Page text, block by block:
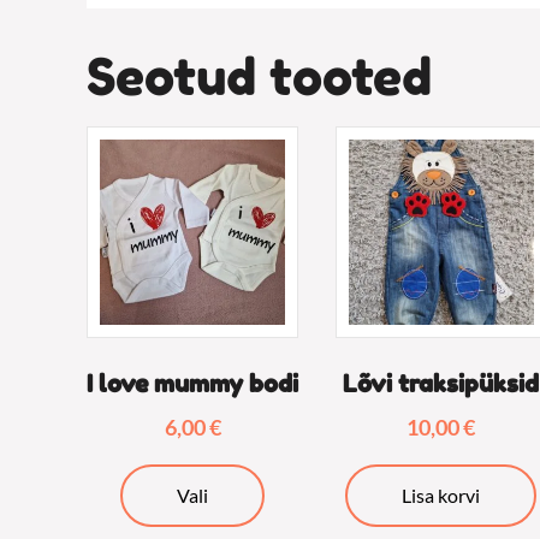
Seotud tooted
I love mummy bodi
6,00€
Vali
tootel
Lõvi traksipüksid
10,00€
Lisa korvi